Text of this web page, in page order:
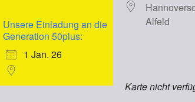
Alfeld
Karte nicht
Unsere Einladung an die
Generation 50plus:
1 Jan. 26